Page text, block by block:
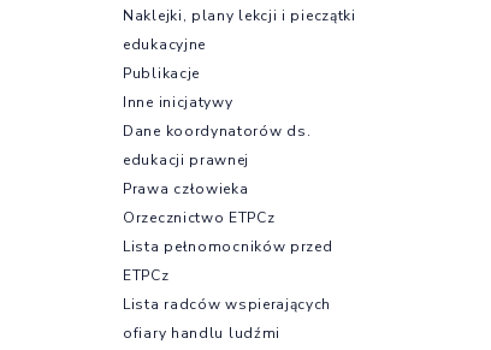
Naklejki, plany lekcji i pieczątki
edukacyjne
Publikacje
Inne inicjatywy
Dane koordynatorów ds.
edukacji prawnej
Prawa człowieka
Orzecznictwo ETPCz
Lista pełnomocników przed
ETPCz
Lista radców wspierających
ofiary handlu ludźmi